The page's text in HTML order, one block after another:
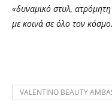
«δυναμικό στυλ,
με κοινά σε όλο τον
VALENTINO BEAUTY